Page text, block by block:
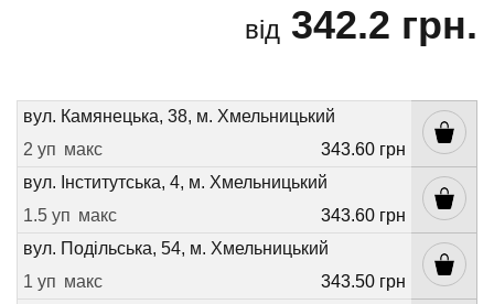
від 342.2 грн.
вул. Камянецька, 38, м. Хмельницький
2 уп макс
343.60 грн
вул. Інститутська, 4, м. Хмельницький
1.5 уп макс
343.60 грн
вул. Подільська, 54, м. Хмельницький
1 уп макс
343.50 грн